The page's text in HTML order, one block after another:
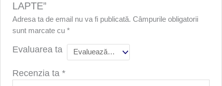
LAPTE”
Adresa ta de email nu va fi publicată. Câmpurile obligatorii
sunt marcate cu*
Evaluarea ta
Recenzia ta*